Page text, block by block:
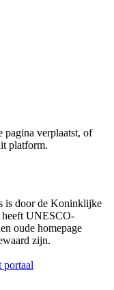
pagina verplaatst, of
platform.
is door de Koninklijke
UNESCO-
oude homepage
zijn.
portaal